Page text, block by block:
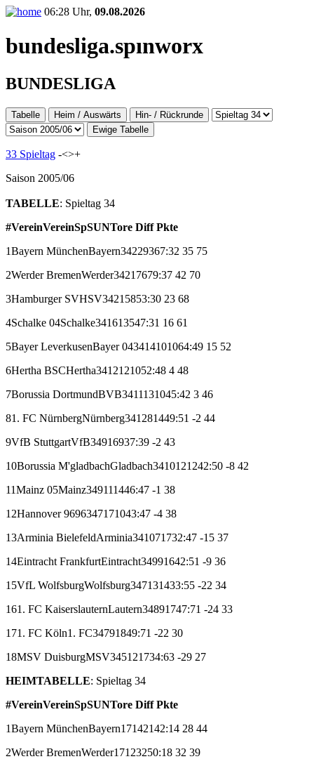
06:28 Uhr, 09.08.2026
bundesliga.spınworx
BUNDESLIGA
Tabelle Heim / Auswärts
Hin- / Rückrunde
Ewige Tabelle
33 Spieltag -<>+
Saison 2005/06
TABELLE: Spieltag 34
#VereinVereinSpSUNTore Diff Pkte
1Bayern MünchenBayern34229367:32 35 75
2Werder BremenWerder3421 7679:37 42 70
3Hamburger SVHSV3421 5853:30 23 68
4Schalke 04Schalke341613547:31 16 61
5Bayer LeverkusenBayer 043414101064:49 15 52
6Hertha BSCHertha3412121052:48 4 48
7Borussia DortmundBVB3411131045:42 3 46
81. FC NürnbergNürnberg341281449:51 -2 44
9VfB StuttgartVfB34916937:39 -2 43
10Borussia M'gladbachGladbach3410121242:50 -8 42
11Mainz 05Mainz349111446:47 -1 38
12Hannover 9696347171043:47 -4 38
13Arminia BielefeldArminia341071732:47 -15 37
14Eintracht FrankfurtEintracht34991642:51 -9 36
15VfL WolfsburgWolfsburg347131433:55 -22 34
161. FC KaiserslauternLautern34891747:71 -24 33
171. FC Köln1. FC34791849:71 -22 30
18MSV DuisburgMSV345121734:63 -29 27
HEIMTABELLE: Spieltag 34
#VereinVereinSpSUNTore Diff Pkte
1Bayern MünchenBayern17142142:14 28 44
2Werder BremenWerder17123250:18 32 39